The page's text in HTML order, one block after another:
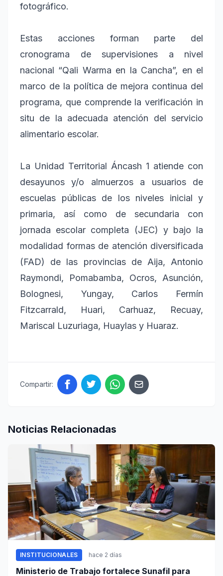
fotográfico.
Estas acciones forman parte del
cronograma de supervisiones a nivel
nacional “Qali Warma en la Cancha”, en el
marco de la política de mejora continua del
programa, que comprende la verificación in
situ de la adecuada atención del servicio
alimentario escolar.
La Unidad Territorial Áncash 1 atiende con
desayunos y/o almuerzos a usuarios de
escuelas públicas de los niveles inicial y
primaria, así como de secundaria con
jornada escolar completa (JEC) y bajo la
modalidad formas de atención diversificada
(FAD) de las provincias de Aija, Antonio
Raymondi, Pomabamba, Ocros, Asunción,
Bolognesi, Yungay, Carlos Fermín
Fitzcarrald, Huari, Carhuaz, Recuay,
Mariscal Luzuriaga, Huaylas y Huaraz.
Compartir:
Noticias Relacionadas
INSTITUCIONALES hace 2 días
Ministerio de Trabajo fortalece Sunafil para